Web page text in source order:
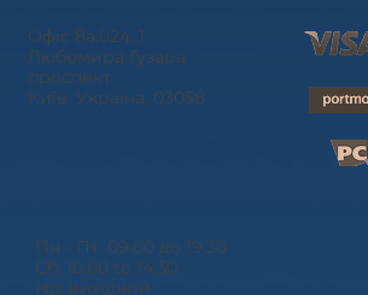
Офіс 8a.024, 1
Любомира Гузара
проспект
Київ, Україна, 03058
Пн - Пт: 09:00 до 19:30
Сб: 10:00 to 14:30
Нд: вихідний